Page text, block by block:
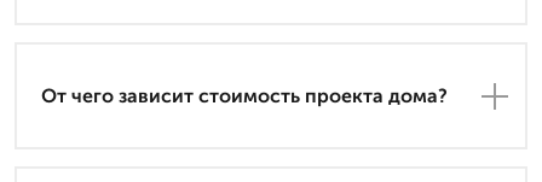
От чего зависит стоимость проекта дома?